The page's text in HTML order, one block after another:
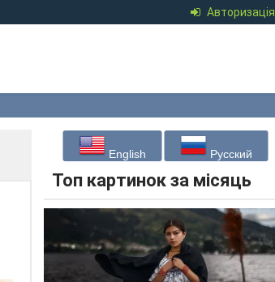
Авторизація
English Русский
Топ картинок за місяць